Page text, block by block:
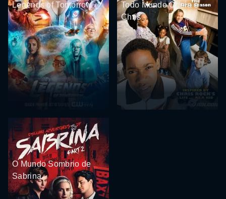
Legends of Tomorrow
Todo Mundo Odeia o
Chris
O Mundo Sombrio de
Sabrina